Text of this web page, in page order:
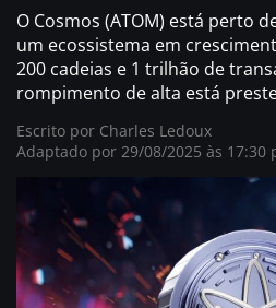
Onde comprar ?
Casino
O Cosmos (ATOM) está perto
um ecossistema em
200 cadeias e 1 trilhão de
rompimento de alta está
Escrito por Charles Ledoux
Adaptado por 29/08/2025 às 17:30